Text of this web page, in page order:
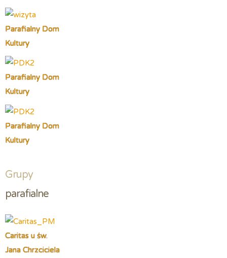
Parafialny Dom
Kultury
Parafialny Dom
Kultury
Parafialny Dom
Kultury
Grupy
parafialne
Caritas u św.
Jana Chrzciciela